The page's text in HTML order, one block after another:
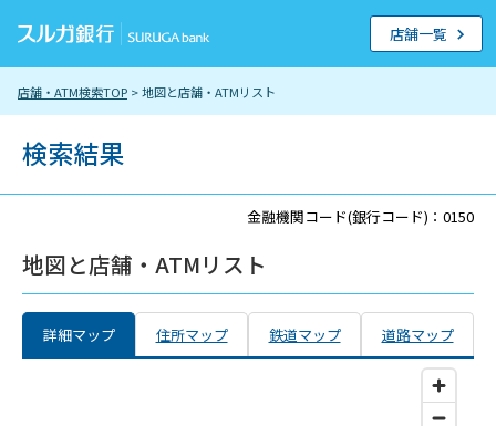
店舗・ATM検索TOP > 地図と店舗・ATMリスト
店舗一覧
検索結果
金融機関コード(銀行コード)：0150
地図と店舗・ATMリスト
詳細マップ 住所マップ 鉄道マップ 道路マップ